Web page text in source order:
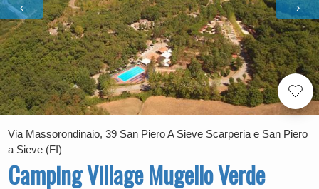
‹ ›
Via Massorondinaio, 39 San Piero A Sieve Scarperia e San Piero
a Sieve (FI)
Camping Village Mugello Verde